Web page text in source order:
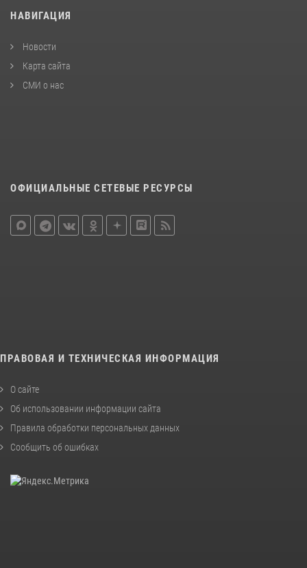
НАВИГАЦИЯ
Новости
Карта сайта
СМИ о нас
ОФИЦИАЛЬНЫЕ СЕТЕВЫЕ РЕСУРСЫ
ПРАВОВАЯ И ТЕХНИЧЕСКАЯ ИНФОРМАЦИЯ
О сайте
Об использовании информации сайта
Правила обработки персональных данных
Сообщить об ошибках